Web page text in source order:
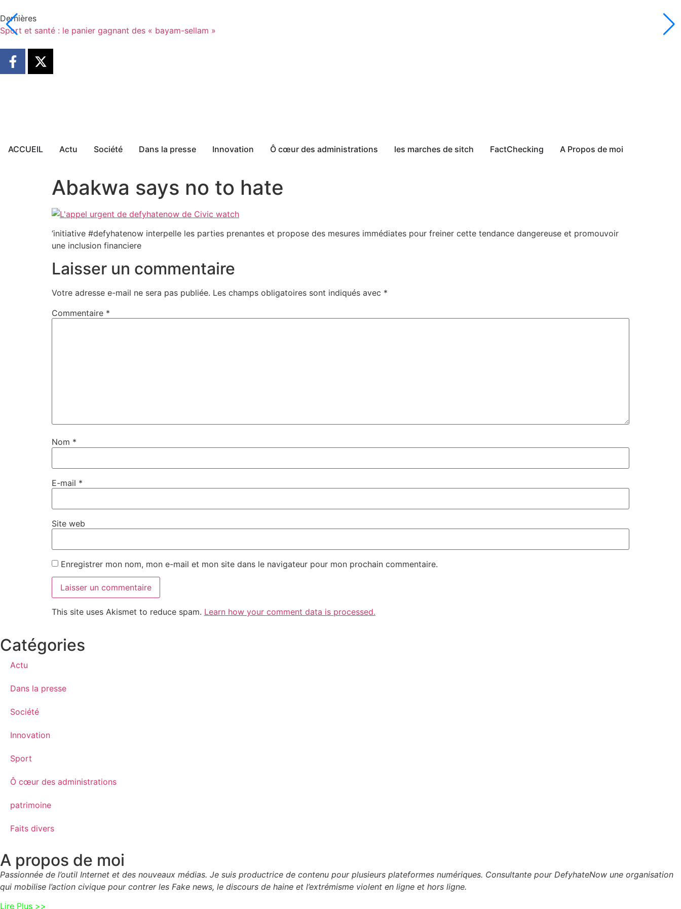
Dernières
Sport et santé : le panier gagnant des « bayam-sellam »
ACCUEIL Actu Société Dans la presse Innovation Ô cœur des administrations les marches de sitch FactChecking A Propos de moi
Abakwa says no to hate
‘initiative #defyhatenow interpelle les parties prenantes et propose des mesures immédiates pour freiner cette tendance dangereuse et promouvoir
une inclusion financiere
Laisser un commentaire
Votre adresse e-mail ne sera pas publiée. Les champs obligatoires sont indiqués avec *
Commentaire *
Nom *
E-mail *
Site web
Enregistrer mon nom, mon e-mail et mon site dans le navigateur pour mon prochain commentaire.
This site uses Akismet to reduce spam. Learn how your comment data is processed.
Catégories
Actu
Dans la presse
Société
Innovation
Sport
Ô cœur des administrations
patrimoine
Faits divers
A propos de moi
Passionnée de l’outil Internet et des nouveaux médias. Je suis productrice de contenu pour plusieurs plateformes numériques. Consultante pour DefyhateNow une organisation
qui mobilise l’action civique pour contrer les Fake news, le discours de haine et l’extrémisme violent en ligne et hors ligne.
Lire Plus >>